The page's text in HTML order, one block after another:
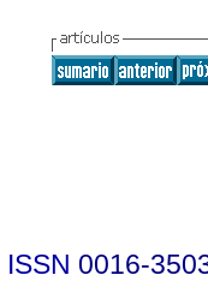
ISSN 0016-